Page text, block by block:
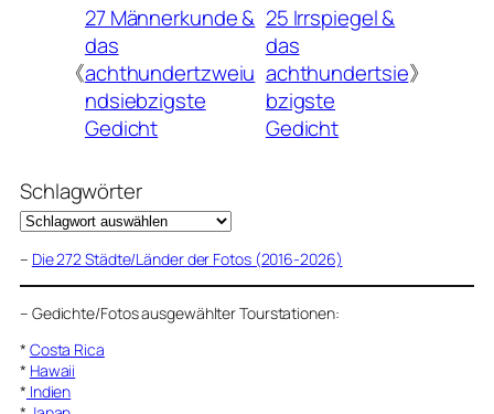
《
27 Männerkunde &
das
achthundertzweiu
ndsiebzigste
Gedicht
25 Irrspiegel &
das
achthundertsie
bzigste
Gedicht
》
Schlagwörter
– Die 272 Städte/Länder der Fotos (2016-2026)
– Gedichte/Fotos ausgewählter Tourstationen:
* Costa Rica
* Hawaii
* Indien